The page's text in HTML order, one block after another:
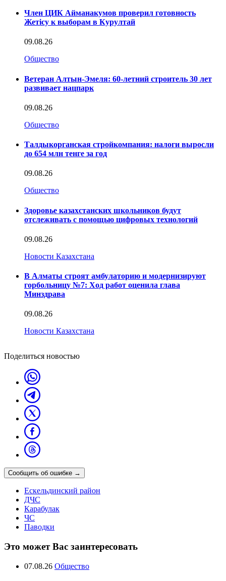
Член ЦИК Айманакумов проверил готовность
Жетісу к выборам в Курултай
09.08.26
Общество
Ветеран Алтын-Эмеля: 60-летний строитель 30 лет
развивает нацпарк
09.08.26
Общество
Талдыкорганская стройкомпания: налоги выросли
до 654 млн тенге за год
09.08.26
Общество
Здоровье казахстанских школьников будут
отслеживать с помощью цифровых технологий
09.08.26
Новости Казахстана
В Алматы строят амбулаторию и модернизируют
горбольницу №7: Ход работ оценила глава
Минздрава
09.08.26
Новости Казахстана
Поделиться новостью
Сообщить об ошибке →
Ескельдинский район
ДЧС
Карабулак
ЧС
Паводки
Это может Вас заинтересовать
07.08.26 Общество